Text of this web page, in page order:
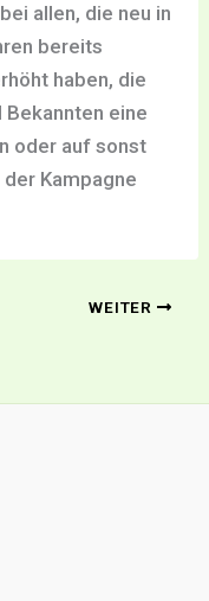
allen, die neu in
bereits
haben, die
Bekannten eine
oder auf sonst
Kampagne
WEITER